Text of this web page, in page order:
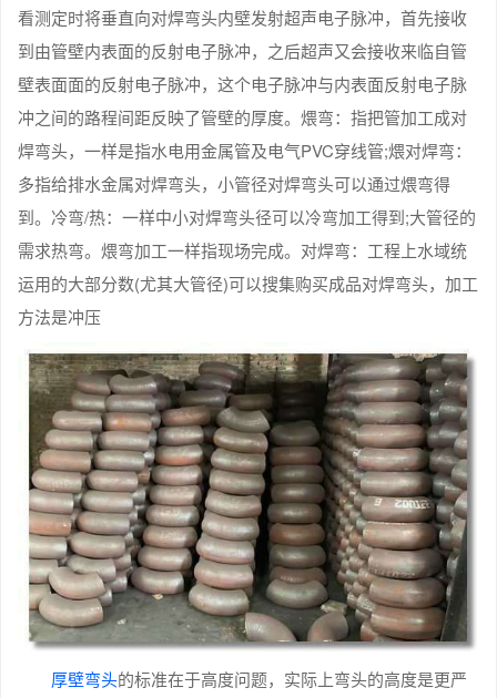
看测定时将垂直向对焊弯头内壁发射超声电子脉冲，首先接收
到由管壁内表面的反射电子脉冲，之后超声又会接收来临自管
壁表面面的反射电子脉冲，这个电子脉冲与内表面反射电子脉
冲之间的路程间距反映了管壁的厚度。煨弯：指把管加工成对
焊弯头，一样是指水电用金属管及电气PVC穿线管;煨对焊弯：
多指给排水金属对焊弯头，小管径对焊弯头可以通过煨弯得
到。冷弯/热：一样中小对焊弯头径可以冷弯加工得到;大管径的
需求热弯。煨弯加工一样指现场完成。对焊弯：工程上水域统
运用的大部分数(尤其大管径)可以搜集购买成品对焊弯头，加工
方法是冲压
厚壁弯头的标准在于高度问题，实际上弯头的高度是更严